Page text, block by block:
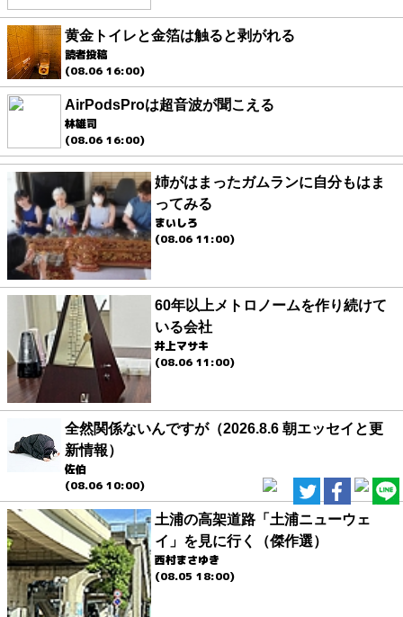
黄金トイレと金箔は触ると剥がれる
読者投稿
(08.06 16:00)
AirPodsProは超音波が聞こえる
林雄司
(08.06 16:00)
姉がはまったガムランに自分もはま
ってみる
まいしろ
(08.06 11:00)
60年以上メトロノームを作り続けて
いる会社
井上マサキ
(08.06 11:00)
全然関係ないんですが（2026.8.6 朝エッセイと更
新情報）
佐伯
(08.06 10:00)
土浦の高架道路「土浦ニューウェ
イ」を見に行く（傑作選）
西村まさゆき
(08.05 18:00)